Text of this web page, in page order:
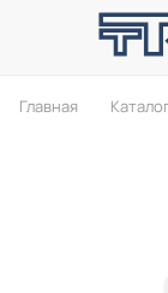
Главная